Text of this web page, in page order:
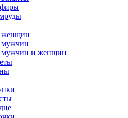
женщин
мужчин
мужчин и женщин